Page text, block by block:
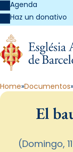
Agenda
Haz un donativo
Home Documentos
El
(Domingo,